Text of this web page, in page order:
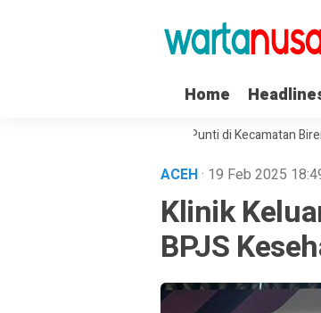
Home
Jalan Alue Gadeng-Alue Punti di Kecamatan Birem
ACEH· 19 Feb 2025
Klinik
BPJS